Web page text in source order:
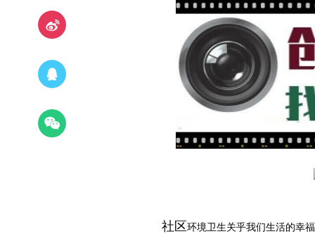
社区环境卫生关乎我们生活的幸